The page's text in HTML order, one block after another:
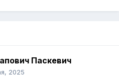
Паскевич
2025